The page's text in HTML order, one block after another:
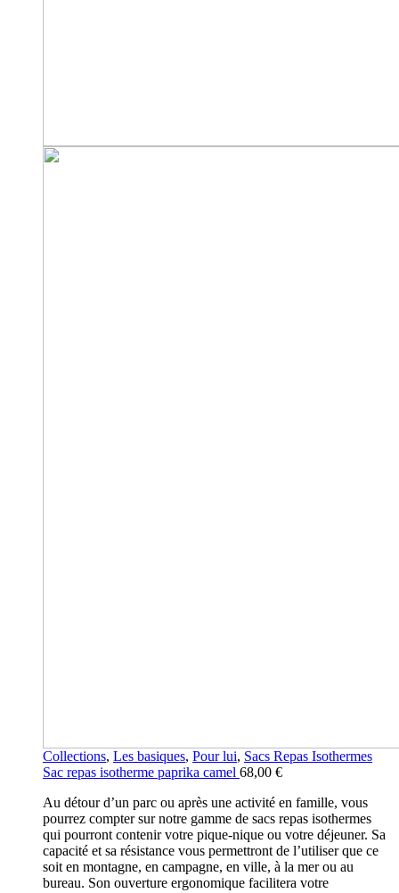
Collections, Les basiques, Pour lui, Sacs Repas Isothermes
Sac repas isotherme paprika camel 68,00 €
Au détour d’un parc ou après une activité en famille, vous
pourrez compter sur notre gamme de sacs repas isothermes
qui pourront contenir votre pique-nique ou votre déjeuner. Sa
capacité et sa résistance vous permettront de l’utiliser que ce
soit en montagne, en campagne, en ville, à la mer ou au
bureau. Son ouverture ergonomique facilitera votre